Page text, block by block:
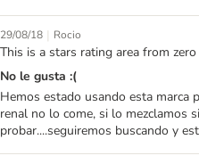
29/08/18 | Rocio
This is a stars rating area from
No le gusta :(
Hemos estado usando esta marca
renal no lo come, si lo mezclamos
probar....seguiremos buscando y